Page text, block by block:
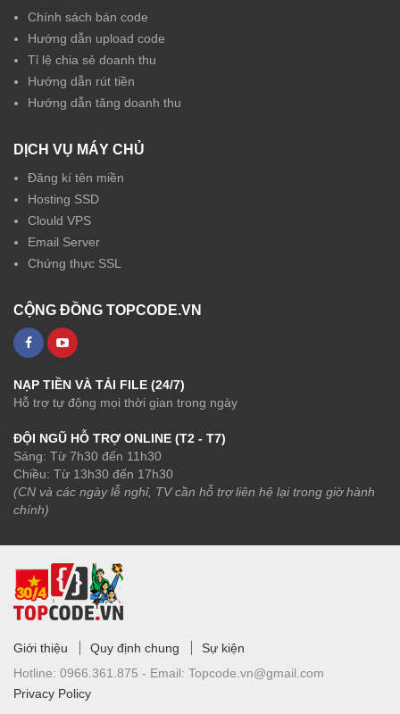
Chính sách bán code
Hướng dẫn upload code
Tỉ lệ chia sẻ doanh thu
Hướng dẫn rút tiền
Hướng dẫn tăng doanh thu
DỊCH VỤ MÁY CHỦ
Đăng kí tên miền
Hosting SSD
Clould VPS
Email Server
Chứng thực SSL
CỘNG ĐỒNG TOPCODE.VN
NẠP TIỀN VÀ TẢI FILE (24/7)
Hỗ trợ tự động mọi thời gian trong ngày
ĐỘI NGŨ HỖ TRỢ ONLINE (T2 - T7)
Sáng: Từ 7h30 đến 11h30
Chiều: Từ 13h30 đến 17h30
(CN và các ngày lễ nghỉ, TV cần hỗ trợ liên hệ lại trong giờ hành
chính)
Giới thiệu Quy định chung
Sự kiện
Hotline: 0966.361.875 - Email: Topcode.vn@gmail.com
Privacy Policy